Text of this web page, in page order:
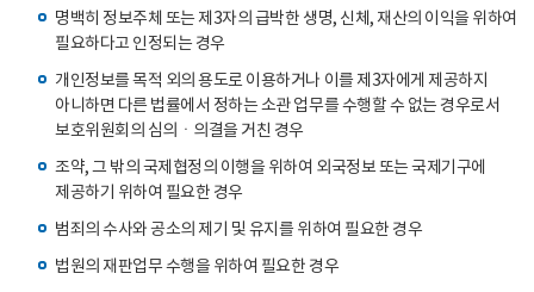
명백히 정보주체 또는 제3자의 급박한 생명, 신체, 재산의 이익을 위하여
필요하다고 인정되는 경우
개인정보를 목적 외의 용도로 이용하거나 이를 제3자에게 제공하지
아니하면 다른 법률에서 정하는 소관 업무를 수행할 수 없는 경우로서
보호위원회의 심의ㆍ의결을 거친 경우
조약, 그 밖의 국제협정의 이행을 위하여 외국정보 또는 국제기구에
제공하기 위하여 필요한 경우
범죄의 수사와 공소의 제기 및 유지를 위하여 필요한 경우
법원의 재판업무 수행을 위하여 필요한 경우